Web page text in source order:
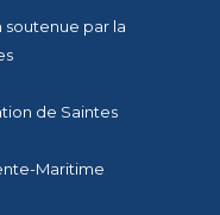
soutenue par la
de Saintes
Maritime